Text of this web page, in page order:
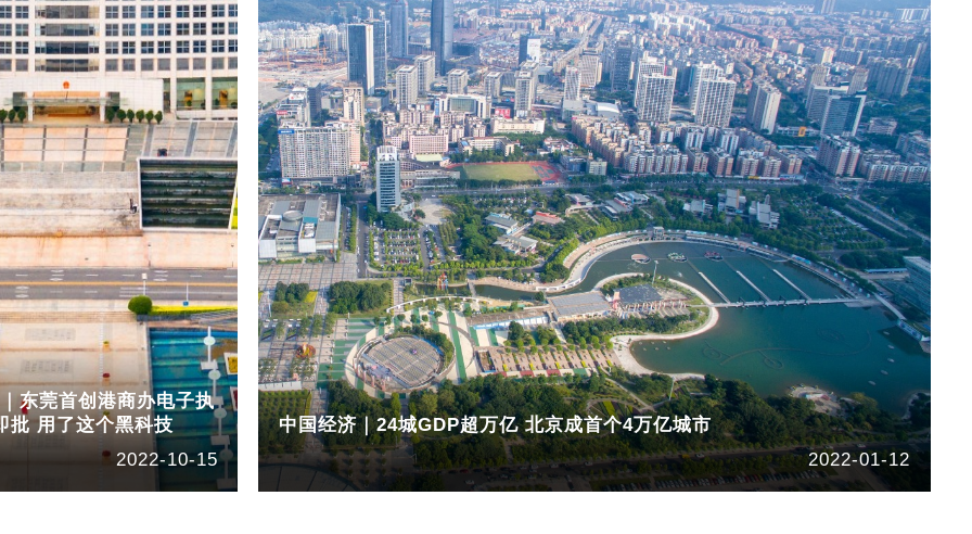
东莞首创港商办电子执
批 用了这个黑科技
2022-10-15
中国经济｜24城GDP超万亿 北京成首个4万亿城市
2022-01-12